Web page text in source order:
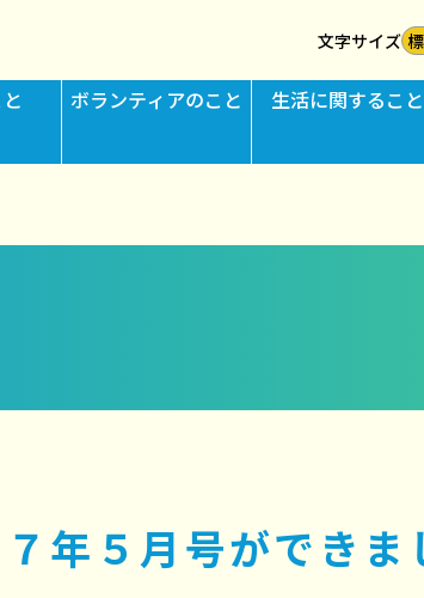
文字サイズ
ボランティアのこと 生活に関すること
年５月号ができま